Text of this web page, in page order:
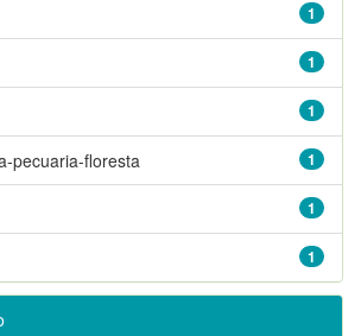
1
1
1
1
pecuaria-floresta
1
1